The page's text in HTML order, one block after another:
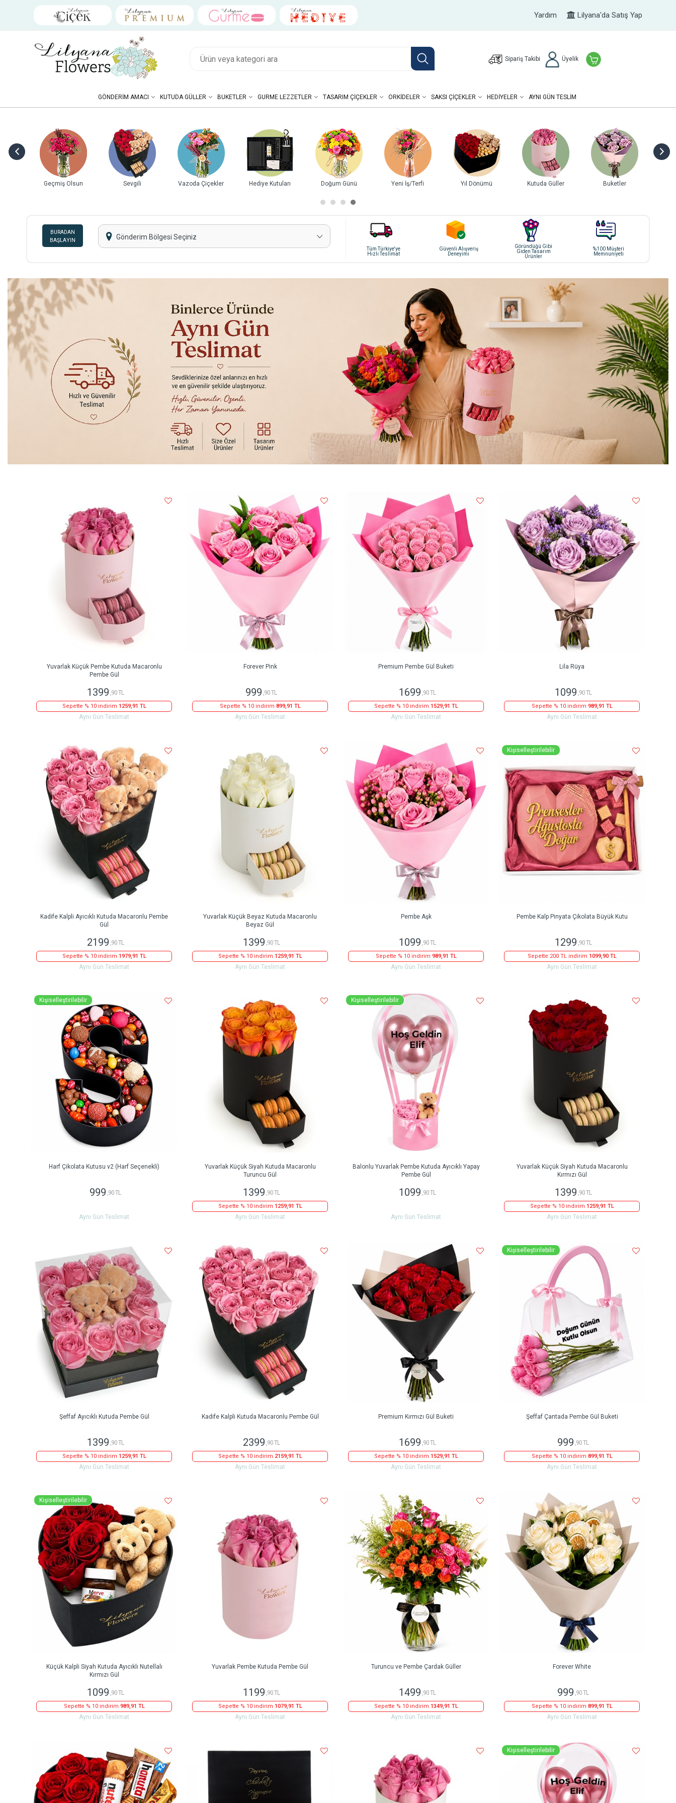
Yardım Lilyana'da Satış Yap
Sipariş Takibi Üyelik
GÖNDERIM AMACI KUTUDA GÜLLER BUKETLER GURME LEZZETLER TASARIM ÇIÇEKLER ORKIDELER SAKSI ÇIÇEKLER HEDIYELER AYNI GÜN TESLİM
Geçmiş Olsun Sevgili Vazoda Çiçekler Hediye Kutuları Doğum Günü Yeni İş/Terfi Yıl Dönümü Kutuda Güller Buketler
BURADAN
BAŞLAYIN
Gönderim Bölgesi Seçiniz
Tüm Türkiye'ye
Hızlı Teslimat
Güvenli Alışveriş
Deneyimi
Göründüğü Gibi
Giden Tasarım
Ürünler
%100 Müşteri
Memnuniyeti
Yuvarlak Küçük Pembe Kutuda Macaronlu
Pembe Gül
1399 ,90 TL
Sepette % 10 indirim 1259,91 TL
Aynı Gün Teslimat
Forever Pink
999 ,90 TL
Sepette % 10 indirim 899,91 TL
Aynı Gün Teslimat
Premium Pembe Gül Buketi
1699 ,90 TL
Sepette % 10 indirim 1529,91 TL
Aynı Gün Teslimat
Lila Rüya
1099 ,90 TL
Sepette % 10 indirim 989,91 TL
Aynı Gün Teslimat
Kadife Kalpli Ayıcıklı Kutuda Macaronlu Pembe
Gül
2199 ,90 TL
Sepette % 10 indirim 1979,91 TL
Aynı Gün Teslimat
Yuvarlak Küçük Beyaz Kutuda Macaronlu
Beyaz Gül
1399 ,90 TL
Sepette % 10 indirim 1259,91 TL
Aynı Gün Teslimat
Pembe Aşk
1099 ,90 TL
Sepette % 10 indirim 989,91 TL
Aynı Gün Teslimat
Kişiselleştirilebilir
Pembe Kalp Pinyata Çikolata Büyük Kutu
1299 ,90 TL
Sepette 200 TL indirim 1099,90 TL
Aynı Gün Teslimat
Kişiselleştirilebilir
Harf Çikolata Kutusu v2 (Harf Seçenekli)
999 ,90 TL
Aynı Gün Teslimat
Yuvarlak Küçük Siyah Kutuda Macaronlu
Turuncu Gül
1399 ,90 TL
Sepette % 10 indirim 1259,91 TL
Aynı Gün Teslimat
Kişiselleştirilebilir
Balonlu Yuvarlak Pembe Kutuda Ayıcıklı Yapay
Pembe Gül
1099 ,90 TL
Aynı Gün Teslimat
Yuvarlak Küçük Siyah Kutuda Macaronlu
Kırmızı Gül
1399 ,90 TL
Sepette % 10 indirim 1259,91 TL
Aynı Gün Teslimat
Şeffaf Ayıcıklı Kutuda Pembe Gül
1399 ,90 TL
Sepette % 10 indirim 1259,91 TL
Aynı Gün Teslimat
Kadife Kalpli Kutuda Macaronlu Pembe Gül
2399 ,90 TL
Sepette % 10 indirim 2159,91 TL
Aynı Gün Teslimat
Premium Kırmızı Gül Buketi
1699 ,90 TL
Sepette % 10 indirim 1529,91 TL
Aynı Gün Teslimat
Kişiselleştirilebilir
Şeffaf Çantada Pembe Gül Buketi
999 ,90 TL
Sepette % 10 indirim 899,91 TL
Aynı Gün Teslimat
Kişiselleştirilebilir
Küçük Kalpli Siyah Kutuda Ayıcıklı Nutellalı
Kırmızı Gül
1099 ,90 TL
Sepette % 10 indirim 989,91 TL
Aynı Gün Teslimat
Yuvarlak Pembe Kutuda Pembe Gül
1199 ,90 TL
Sepette % 10 indirim 1079,91 TL
Aynı Gün Teslimat
Turuncu ve Pembe Çardak Güller
1499 ,90 TL
Sepette % 10 indirim 1349,91 TL
Aynı Gün Teslimat
Forever White
999 ,90 TL
Sepette % 10 indirim 899,91 TL
Aynı Gün Teslimat
Kişiselleştirilebilir